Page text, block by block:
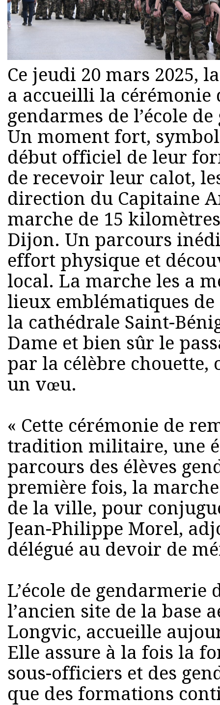
Ce jeudi 20 mars 2025,
a accueilli la cérémonie
gendarmes de l’école
Un moment fort,
début officiel de leur
de recevoir leur calot,
direction du Capitaine
marche de 15
Dijon. Un parcours
effort physique et
local. La marche les a
lieux emblématiques
la cathédrale Saint-
Dame et bien sûr le
par la célèbre chouette,
un vœu.
« Cette cérémonie de
tradition militaire, une
parcours des élèves
première fois, la
de la ville, pour
Jean-Philippe Morel,
délégué au devoir de
L’école de
l’ancien site de la base
Longvic, accueille
Elle assure à la fois la
sous-officiers et des
que des formations